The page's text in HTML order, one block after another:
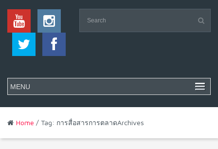
Home / Tag: การสื่อสารการตลาดArchives